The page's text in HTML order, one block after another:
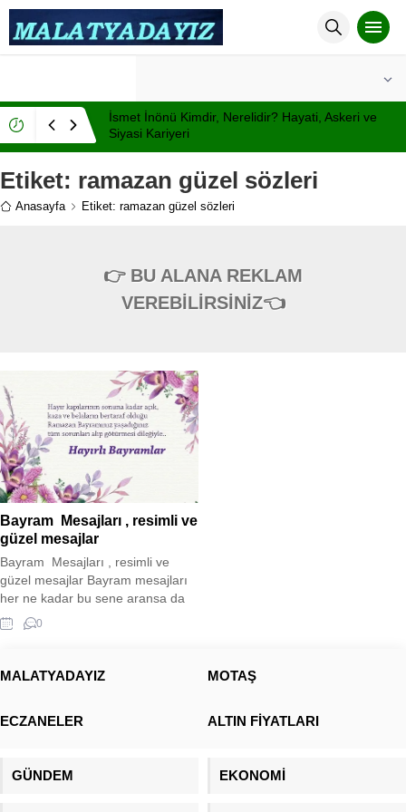
İsmet İnönü Kimdir, Nerelidir? Hayati, Askeri ve
Siyasi Kariyeri
Etiket: ramazan güzel sözleri
Anasayfa Etiket: ramazan güzel sözleri
👉 BU ALANA REKLAM
VEREBİLİRSİNİZ👈
Bayram Mesajları , resimli ve
güzel mesajlar
Bayram Mesajları , resimli ve
güzel mesajlar Bayram mesajları
her ne kadar bu sene aransa da
buruk bir bayram sevinci
yaşamaktayız. Tam 11 ilimizde
nedeniyle buruk bir sevinç
insanlarımızın içinde
0
MALATYADAYIZ MOTAŞ
ECZANELER ALTIN FİYATLARI
GÜNDEM EKONOMİ